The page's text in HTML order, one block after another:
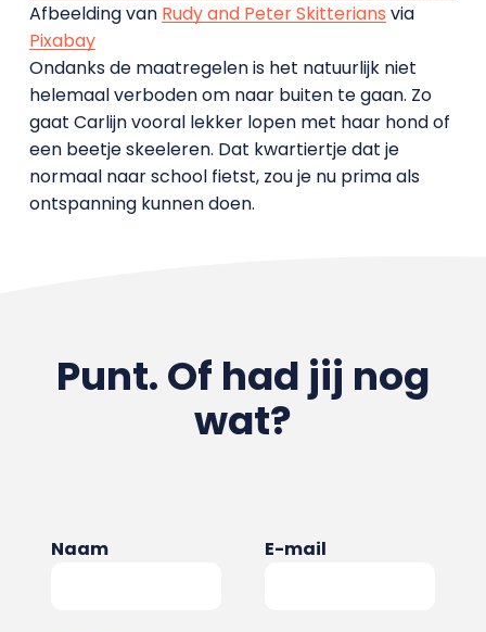
Afbeelding van Rudy and Peter Skitterians via
Pixabay
Ondanks de maatregelen is het natuurlijk niet
helemaal verboden om naar buiten te gaan. Zo
gaat Carlijn vooral lekker lopen met haar hond of
een beetje skeeleren. Dat kwartiertje dat je
normaal naar school fietst, zou je nu prima als
ontspanning kunnen doen.
Punt. Of had jij nog
wat?
Naam E-mail